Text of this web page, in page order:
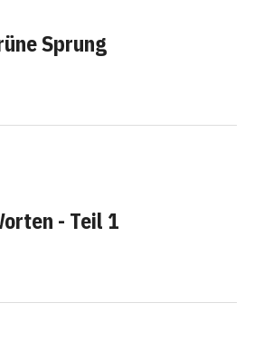
Sprung
- Teil 1